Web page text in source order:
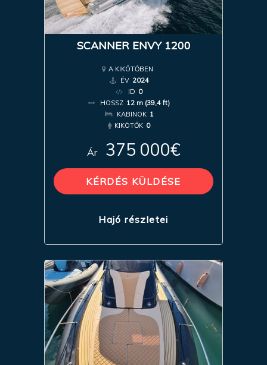
SCANNER ENVY 1200
A KIKÖTŐBEN
ÉV 2024
ID 0
HOSSZ 12 m (39,4 ft)
KABINOK 1
KIKÖTŐK 0
Ár 375 000€
KÉRDÉS KÜLDÉSE
Hajó részletei